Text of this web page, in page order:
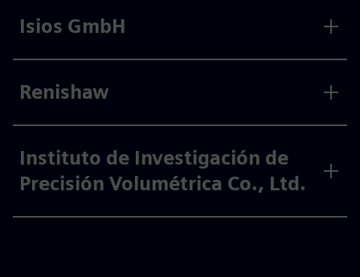
Isios GmbH
Renishaw
Instituto de Investigación de
Precisión Volumétrica Co., Ltd.